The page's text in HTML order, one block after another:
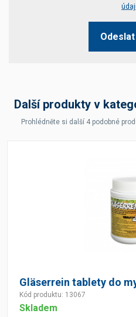
Další produkty v
Prohlédněte si další 4 podobné
Gläserrein tablety do
Kód produktu: 13067
Skladem